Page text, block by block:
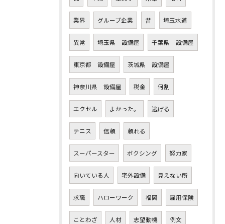
業界 グループ企業 昔 埼玉水道
異常 埼玉県 設備屋 千葉県 設備屋
東京都 設備屋 茨城県 設備屋
神奈川県 設備屋 税金 何割
エクセル よかった。 逃げる
テニス 信頼 頼れる
スーパースター ボクシング 努力家
向いている人 宅外設備 見えない所
求職 ハローワーク 福岡 雇用保険
ことわざ 人材 志望動機 例文